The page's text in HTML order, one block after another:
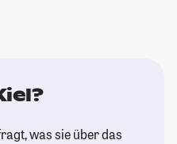
was sie über das